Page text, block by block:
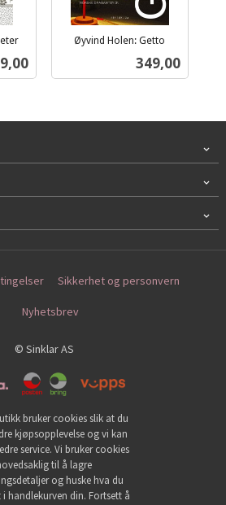
Øyvind Holen: Getto
Pris
349,00
Sikkerhet og personvern
Nyhetsbrev
© Sinklar AS
bruker cookies slik at du
kjøpsopplevelse og vi kan
service. Vi bruker cookies
til å lagre
og huske hva du
handlekurven din. Fortsett å